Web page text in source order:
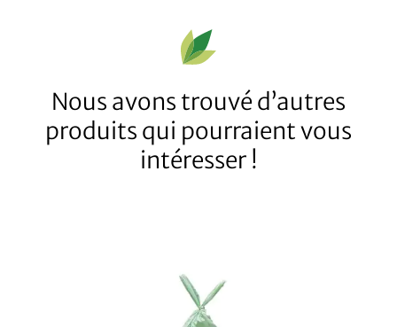
Nous avons trouvé d’autres
produits qui pourraient vous
intéresser !